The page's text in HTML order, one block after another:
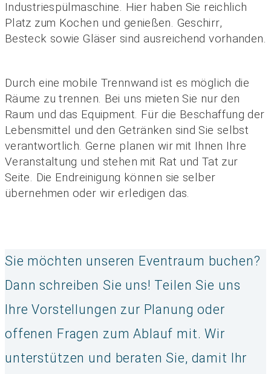
Industriespülmaschine. Hier haben Sie reichlich
Platz zum Kochen und genießen. Geschirr,
Besteck sowie Gläser sind ausreichend vorhanden.
Durch eine mobile Trennwand ist es möglich die
Räume zu trennen. Bei uns mieten Sie nur den
Raum und das Equipment. Für die Beschaffung der
Lebensmittel und den Getränken sind Sie selbst
verantwortlich. Gerne planen wir mit Ihnen Ihre
Veranstaltung und stehen mit Rat und Tat zur
Seite. Die Endreinigung können sie selber
übernehmen oder wir erledigen das.
Sie möchten unseren Eventraum buchen?
Dann schreiben Sie uns! Teilen Sie uns
Ihre Vorstellungen zur Planung oder
offenen Fragen zum Ablauf mit. Wir
unterstützen und beraten Sie, damit Ihr